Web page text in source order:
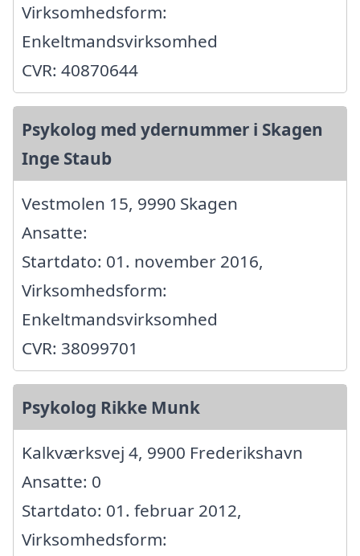
Virksomhedsform:
Enkeltmandsvirksomhed
CVR: 40870644
Psykolog med ydernummer i Skagen
Inge Staub
Vestmolen 15, 9990 Skagen
Ansatte:
Startdato: 01. november 2016,
Virksomhedsform:
Enkeltmandsvirksomhed
CVR: 38099701
Psykolog Rikke Munk
Kalkværksvej 4, 9900 Frederikshavn
Ansatte: 0
Startdato: 01. februar 2012,
Virksomhedsform: